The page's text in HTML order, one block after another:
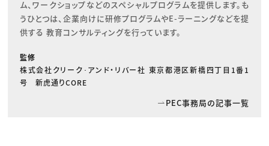
ム、ワークショップなどのスペシャルプログラムを提供します。も
うひとつは、企業向けに研修プログラムやE-ラーニングなどを提
供する 教育コンサルティングを行っています。
監修
株式会社クリーク･アンド・リバー社 東京都港区新橋四丁目1番1
号 新虎通りCORE
PEC事務局の記事一覧